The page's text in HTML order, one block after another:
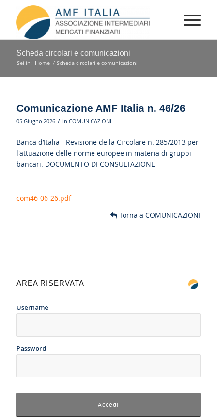
Scheda circolari e comunicazioni
Sei in: Home / Scheda circolari e comunicazioni
Comunicazione AMF Italia n. 46/26
05 Giugno 2026 / in COMUNICAZIONI
Banca d’Italia - Revisione della Circolare n. 285/2013 per
l'attuazione delle norme europee in materia di gruppi
bancari. DOCUMENTO DI CONSULTAZIONE
com46-06-26.pdf
Torna a COMUNICAZIONI
AREA RISERVATA
Username
Password